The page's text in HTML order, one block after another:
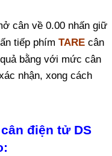
cân về 0.00 nhấn giữ
tiếp phím TARE cân
bằng với mức cân
nhận, xong cách
điện tử DS